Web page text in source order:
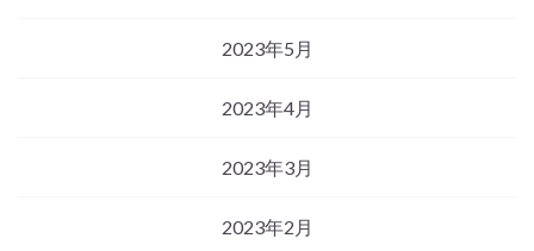
2023年5月
2023年4月
2023年3月
2023年2月